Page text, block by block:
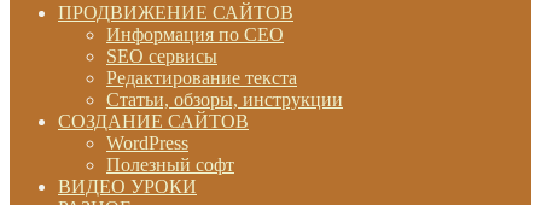
ПРОДВИЖЕНИЕ САЙТОВ
Информация по СЕО
SEO сервисы
Редактирование текста
Статьи, обзоры, инструкции
СОЗДАНИЕ САЙТОВ
WordPress
Полезный софт
ВИДЕО УРОКИ